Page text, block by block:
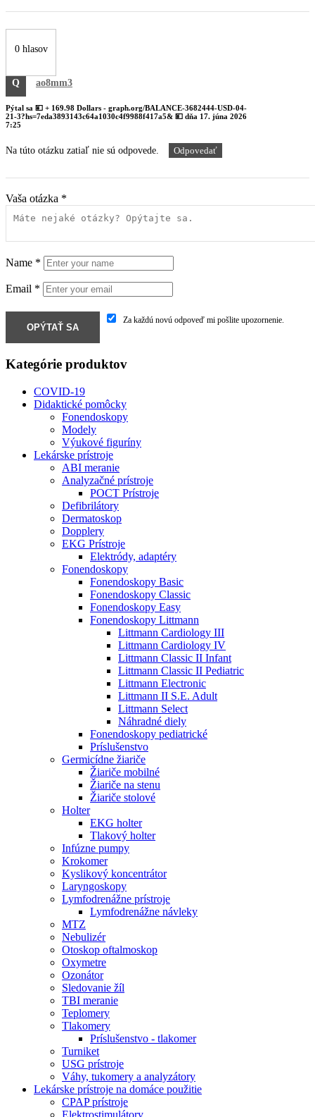
0 hlasov
Q ao8mm3
Pýtal sa 💴 + 169.98 Dollars - graph.org/BALANCE-3682444-USD-04-
21-3?hs=7eda3893143c64a1030c4f9988f417a5& 💴 dňa 17. júna 2026
7:25
Na túto otázku zatiaľ nie sú odpovede. Odpovedať
Vaša otázka *
Name *
Email *
Za každú novú odpoveď mi pošlite upozornenie.
Kategórie produktov
COVID-19
Didaktické pomôcky
Fonendoskopy
Modely
Výukové figuríny
Lekárske prístroje
ABI meranie
Analyzačné prístroje
POCT Prístroje
Defibrilátory
Dermatoskop
Dopplery
EKG Prístroje
Elektródy, adaptéry
Fonendoskopy
Fonendoskopy Basic
Fonendoskopy Classic
Fonendoskopy Easy
Fonendoskopy Littmann
Littmann Cardiology III
Littmann Cardiology IV
Littmann Classic II Infant
Littmann Classic II Pediatric
Littmann Electronic
Littmann II S.E. Adult
Littmann Select
Náhradné diely
Fonendoskopy pediatrické
Príslušenstvo
Germicídne žiariče
Žiariče mobilné
Žiariče na stenu
Žiariče stolové
Holter
EKG holter
Tlakový holter
Infúzne pumpy
Krokomer
Kyslikový koncentrátor
Laryngoskopy
Lymfodrenážne prístroje
Lymfodrenážne návleky
MTZ
Nebulizér
Otoskop oftalmoskop
Oxymetre
Ozonátor
Sledovanie žíl
TBI meranie
Teplomery
Tlakomery
Príslušenstvo - tlakomer
Turniket
USG prístroje
Váhy, tukomery a analyzátory
Lekárske prístroje na domáce použitie
CPAP prístroje
Elektrostimulátory